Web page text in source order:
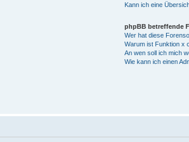
Kann ich eine
phpBB betreffende
Wer hat diese
Warum ist Funktion x
An wen soll ich mich
Wie kann ich einen